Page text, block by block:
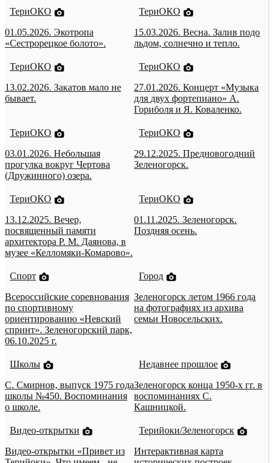
ТериОКО
01.05.2026. Экотропа
«Сестрорецкое болото».
ТериОКО
15.03.2026. Весна. Залив подо
льдом, солнечно и тепло.
ТериОКО
13.02.2026. Закатов мало не
бывает.
ТериОКО
27.01.2026. Концерт «Музыка
для двух фортепиано» А.
Гориболя и Я. Коваленко.
ТериОКО
03.01.2026. Небольшая
прогулка вокруг Чертова
(Дружинного) озера.
ТериОКО
29.12.2025. Предновогодний
Зеленогорск.
ТериОКО
13.12.2025. Вечер,
посвященный памяти
архитектора Р. М. Даянова, в
музее «Келломяки-Комарово».
ТериОКО
01.11.2025. Зеленогорск.
Поздняя осень.
Спорт
Всероссийские соревнования
по спортивному
ориентированию «Невский
спринт». Зеленогорский парк,
06.10.2025 г.
Город
Зеленогорск летом 1966 года
на фотографиях из архива
семьи Новосельских.
Школы
С. Смирнов, выпуск 1975 года
школы №450. Воспоминания
о школе.
Недавнее прошлое
Зеленогорск конца 1950-х гг. в
воспоминаниях С.
Кашницкой.
Видео-открытки
Видео-открытки «Привет из
Терийоки/Зеленогорск
Интерактивная карта